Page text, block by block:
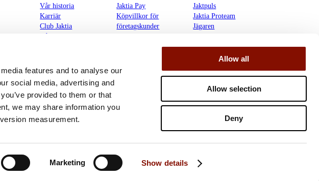
features and to analyse our
social media, advertising and
provided to them or that
we may share information you
measurement.
Marketing Show details
Allow all
Allow selection
Deny
i
jakt-,
Vår historia
Karriär
Club Jaktia
Våra butiker
Jaktia Brand Guidelines
Jaktia Pay
Köpvillkor för
företagskunder
Jaktpuls
Jaktia Proteam
Jägaren
2026